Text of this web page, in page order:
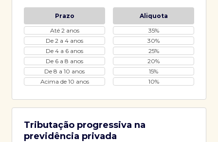
Prazo
Aliquota
Até 2 anos
35%
De 2 a 4 anos
30%
De 4 a 6 anos
25%
De 6 a 8 anos
20%
De 8 a 10 anos
15%
Acima de 10 anos
10%
Tributação progressiva na
previdência privada